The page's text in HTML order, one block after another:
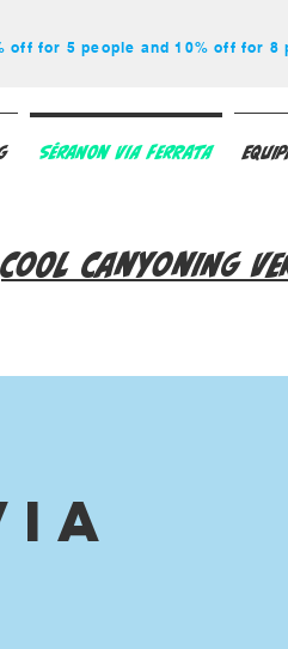
for 5 people and 10% off for 8
Cool Canyoning
Séranon Via Ferrata